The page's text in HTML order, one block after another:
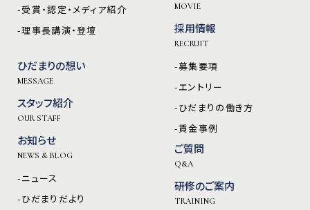
-受賞・認定・メディア紹介
-理事長講演・登壇
ひだまりの想い
MESSAGE
スタッフ紹介
OUR STAFF
お知らせ
NEWS & BLOG
-ニュース
-ひだまりだより
MOVIE
採用情報
RECRUIT
-募集要項
-エントリー
-ひだまりの働き方
-賃金事例
ご質問
Q&A
研修のご案内
TRAINING